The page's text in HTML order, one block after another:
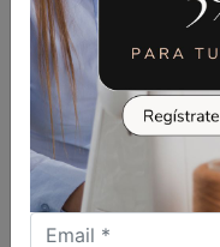
MAQUINA
BOLSILLO